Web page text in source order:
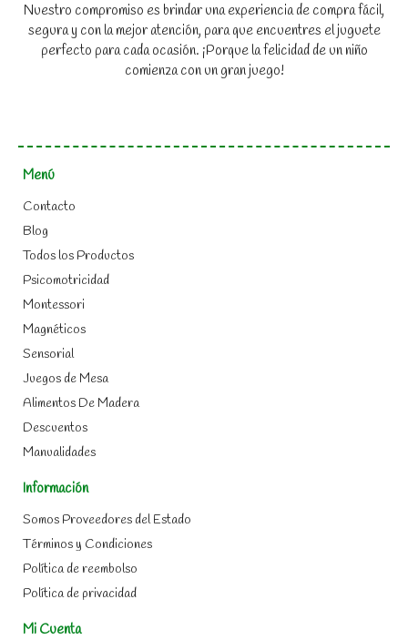
Nuestro compromiso es brindar una experiencia de compra fácil,
segura y con la mejor atención, para que encuentres el juguete
perfecto para cada ocasión. ¡Porque la felicidad de un niño
comienza con un gran juego!
Menú
Contacto
Blog
Todos los Productos
Psicomotricidad
Montessori
Magnéticos
Sensorial
Juegos de Mesa
Alimentos De Madera
Descuentos
Manualidades
Información
Somos Proveedores del Estado
Términos y Condiciones
Política de reembolso
Política de privacidad
Mi Cuenta